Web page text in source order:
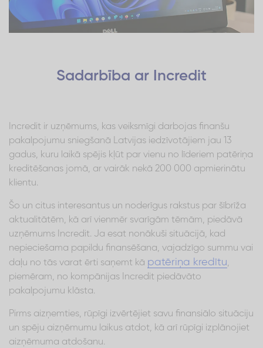
Sadarbība ar Incredit
Incredit ir uzņēmums, kas veiksmīgi darbojas finanšu
pakalpojumu sniegšanā Latvijas iedzīvotājiem jau 13
gadus, kuru laikā spējis kļūt par vienu no līderiem patēriņa
kreditēšanas jomā, ar vairāk nekā 200 000 apmierinātu
klientu.
Šo un citus interesantus un noderīgus rakstus par šībrīža
aktualitātēm, kā arī vienmēr svarīgām tēmām, piedāvā
uzņēmums Incredit. Ja esat nonākuši situācijā, kad
nepieciešama papildu finansēšana, vajadzīgo summu vai
daļu no tās varat ērti saņemt kā patēriņa kredītu,
piemēram, no kompānijas Incredit piedāvāto
pakalpojumu klāsta.
Pirms aizņemties, rūpīgi izvērtējiet savu finansiālo situāciju
un spēju aizņēmumu laikus atdot, kā arī rūpīgi izplānojiet
aizņēmuma atdošanu.